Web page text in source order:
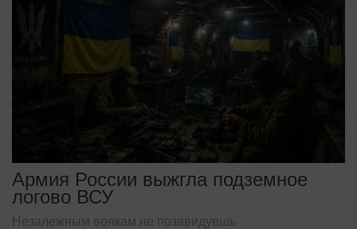
Армия России выжгла подземное
логово ВСУ
Незалежным воякам не позавидуешь